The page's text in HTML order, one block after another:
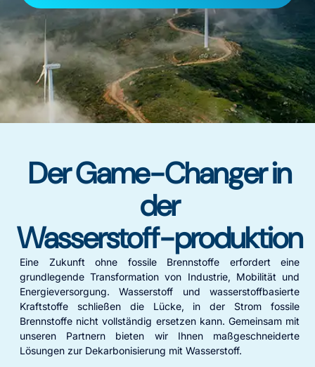
Der Game-Changer in
der
Wasserstoff-produktion
Eine Zukunft ohne fossile Brennstoffe erfordert eine
grundlegende Transformation von Industrie, Mobilität und
Energieversorgung. Wasserstoff und wasserstoffbasierte
Kraftstoffe schließen die Lücke, in der Strom fossile
Brennstoffe nicht vollständig ersetzen kann. Gemeinsam mit
unseren Partnern bieten wir Ihnen maßgeschneiderte
Lösungen zur Dekarbonisierung mit Wasserstoff.